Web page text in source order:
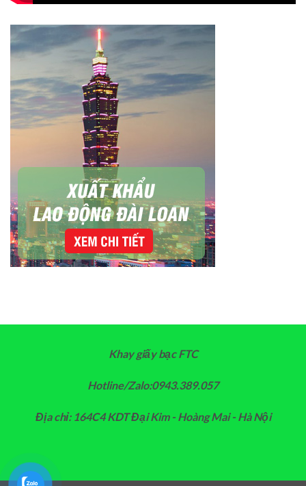
Khay giấy bạc FTC
Hotline/Zalo:0943.389.057
Địa chỉ: 164C4 KDT Đại Kim - Hoàng Mai - Hà Nội